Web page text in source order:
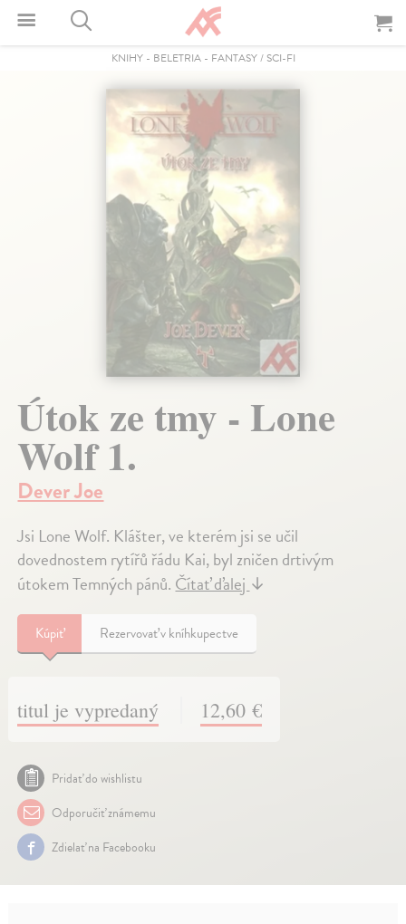
KNIHY- BELETRIA- FANTASY / SCI-FI
Útok ze tmy - Lone
Wolf 1.
Dever Joe
Jsi Lone Wolf. Klášter, ve kterém jsi se učil
dovednostem rytířů řádu Kai, byl zničen drtivým
útokem Temných pánů.Čítať ďalej↓
Kúpiť Rezervovať v kníhkupectve
titul je vypredaný 12,60 €
Pridať do wishlistu
Odporučiť známemu
Zdielať na Facebooku